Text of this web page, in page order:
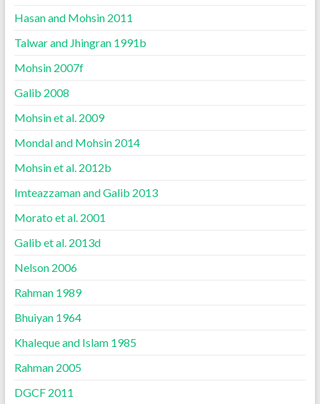
Hasan and Mohsin 2011
Talwar and Jhingran 1991b
Mohsin 2007f
Galib 2008
Mohsin et al. 2009
Mondal and Mohsin 2014
Mohsin et al. 2012b
Imteazzaman and Galib 2013
Morato et al. 2001
Galib et al. 2013d
Nelson 2006
Rahman 1989
Bhuiyan 1964
Khaleque and Islam 1985
Rahman 2005
DGCF 2011